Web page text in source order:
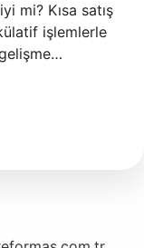
mi? Kısa satış
işlemlerle